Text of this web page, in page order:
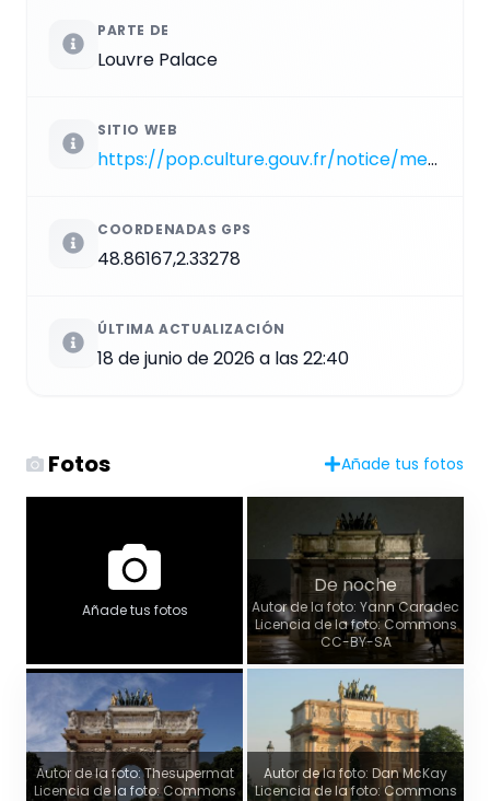
PARTE DE
Louvre Palace
SITIO WEB
https://pop.culture.gouv.fr/notice/merimee/PA00085992
COORDENADAS GPS
48.86167,2.33278
ÚLTIMA ACTUALIZACIÓN
18 de junio de 2026 a las 22:40
Fotos Añade tus fotos
Añade tus fotos
De noche
Autor de la foto: Yann Caradec
Licencia de la foto: Commons
CC-BY-SA
Autor de la foto: Thesupermat
Licencia de la foto: Commons
Autor de la foto: Dan McKay
Licencia de la foto: Commons